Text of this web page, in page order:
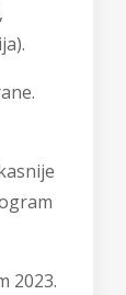
2023.